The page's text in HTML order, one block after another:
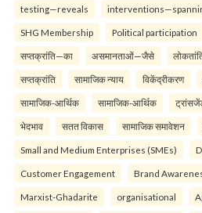
testing—reveals
SHG Membership Political participation
सप्तक्रांति—का असमानताओं—जैसे
सप्तक्रांति सामाजिक न्याय विकेंद्रीकरण
सामाजिक-आर्थिक सामाजिक-आर्थिक
भेदभाव सतत विकास सामाजिक समावेशन
Small and Medium Enterprises (SMEs)
Customer Engagement Brand
Marxist-Ghadarite organisational